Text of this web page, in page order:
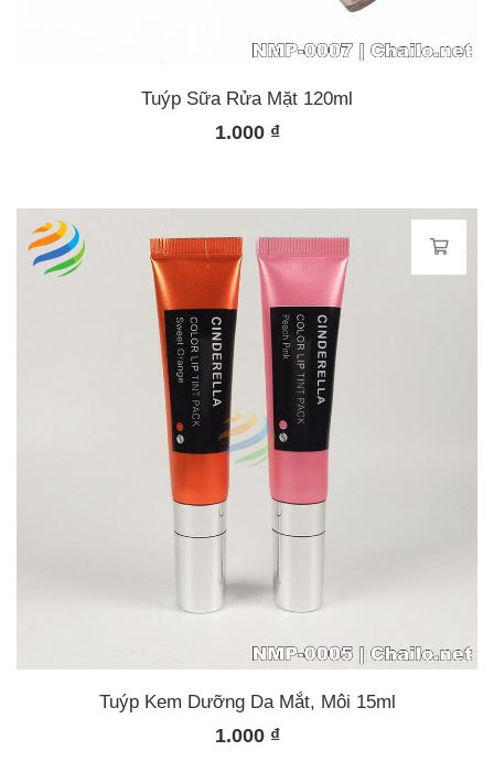
Tuýp Sữa Rửa Mặt 120ml
1.000 ₫
Tuýp Kem Dưỡng Da Mắt, Môi 15ml
1.000 ₫